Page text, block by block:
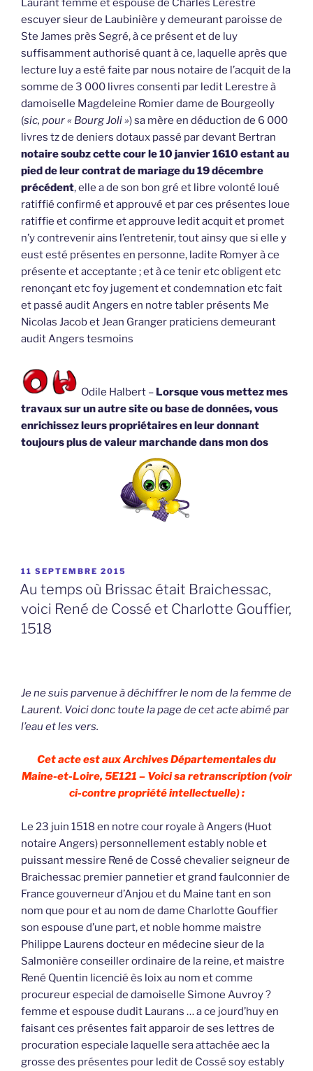
Laurant femme et espouse de Charles Lerestre
escuyer sieur de Laubinière y demeurant paroisse de
Ste James près Segré, à ce présent et de luy
suffisamment authorisé quant à ce, laquelle après que
lecture luy a esté faite par nous notaire de l’acquit de la
somme de 3 000 livres consenti par ledit Lerestre à
damoiselle Magdeleine Romier dame de Bourgeolly
(sic, pour « Bourg Joli ») sa mère en déduction de 6 000
livres tz de deniers dotaux passé par devant Bertran
notaire soubz cette cour le 10 janvier 1610 estant au
pied de leur contrat de mariage du 19 décembre
précédent, elle a de son bon gré et libre volonté loué
ratiffié confirmé et approuvé et par ces présentes loue
ratiffie et confirme et approuve ledit acquit et promet
n’y contrevenir ains l’entretenir, tout ainsy que si elle y
eust esté présentes en personne, ladite Romyer à ce
présente et acceptante ; et à ce tenir etc obligent etc
renonçant etc foy jugement et condemnation etc fait
et passé audit Angers en notre tabler présents Me
Nicolas Jacob et Jean Granger praticiens demeurant
audit Angers tesmoins
Odile Halbert – Lorsque vous mettez mes
travaux sur un autre site ou base de données, vous
enrichissez leurs propriétaires en leur donnant
toujours plus de valeur marchande dans mon dos
PUBLIÉ
LE
11 SEPTEMBRE 2015
Au temps où Brissac était Braichessac,
voici René de Cossé et Charlotte Gouffier,
1518
Je ne suis parvenue à déchiffrer le nom de la femme de
Laurent. Voici donc toute la page de cet acte abimé par
l’eau et les vers.
Cet acte est aux Archives Départementales du
Maine-et-Loire, 5E121 – Voici sa retranscription (voir
ci-contre propriété intellectuelle) :
Le 23 juin 1518 en notre cour royale à Angers (Huot
notaire Angers) personnellement estably noble et
puissant messire René de Cossé chevalier seigneur de
Braichessac premier pannetier et grand faulconnier de
France gouverneur d’Anjou et du Maine tant en son
nom que pour et au nom de dame Charlotte Gouffier
son espouse d’une part, et noble homme maistre
Philippe Laurens docteur en médecine sieur de la
Salmonière conseiller ordinaire de la reine, et maistre
René Quentin licencié ès loix au nom et comme
procureur especial de damoiselle Simone Auvroy ?
femme et espouse dudit Laurans … a ce jourd’huy en
faisant ces présentes fait apparoir de ses lettres de
procuration especiale laquelle sera attachée aec la
grosse des présentes pour ledit de Cossé soy estably